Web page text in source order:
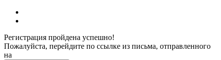
Регистрация пройдена успешно!
Пожалуйста, перейдите по ссылке из письма, отправленного
на